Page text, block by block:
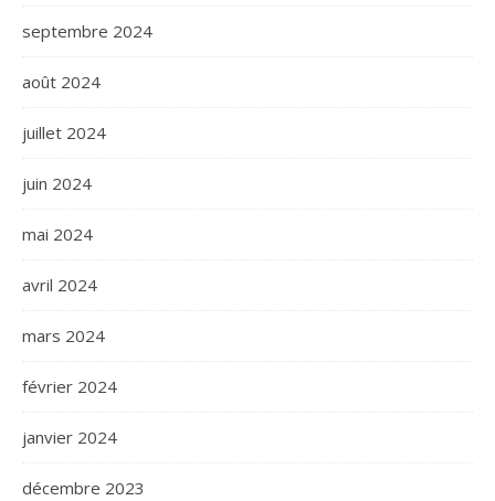
septembre 2024
août 2024
juillet 2024
juin 2024
mai 2024
avril 2024
mars 2024
février 2024
janvier 2024
décembre 2023